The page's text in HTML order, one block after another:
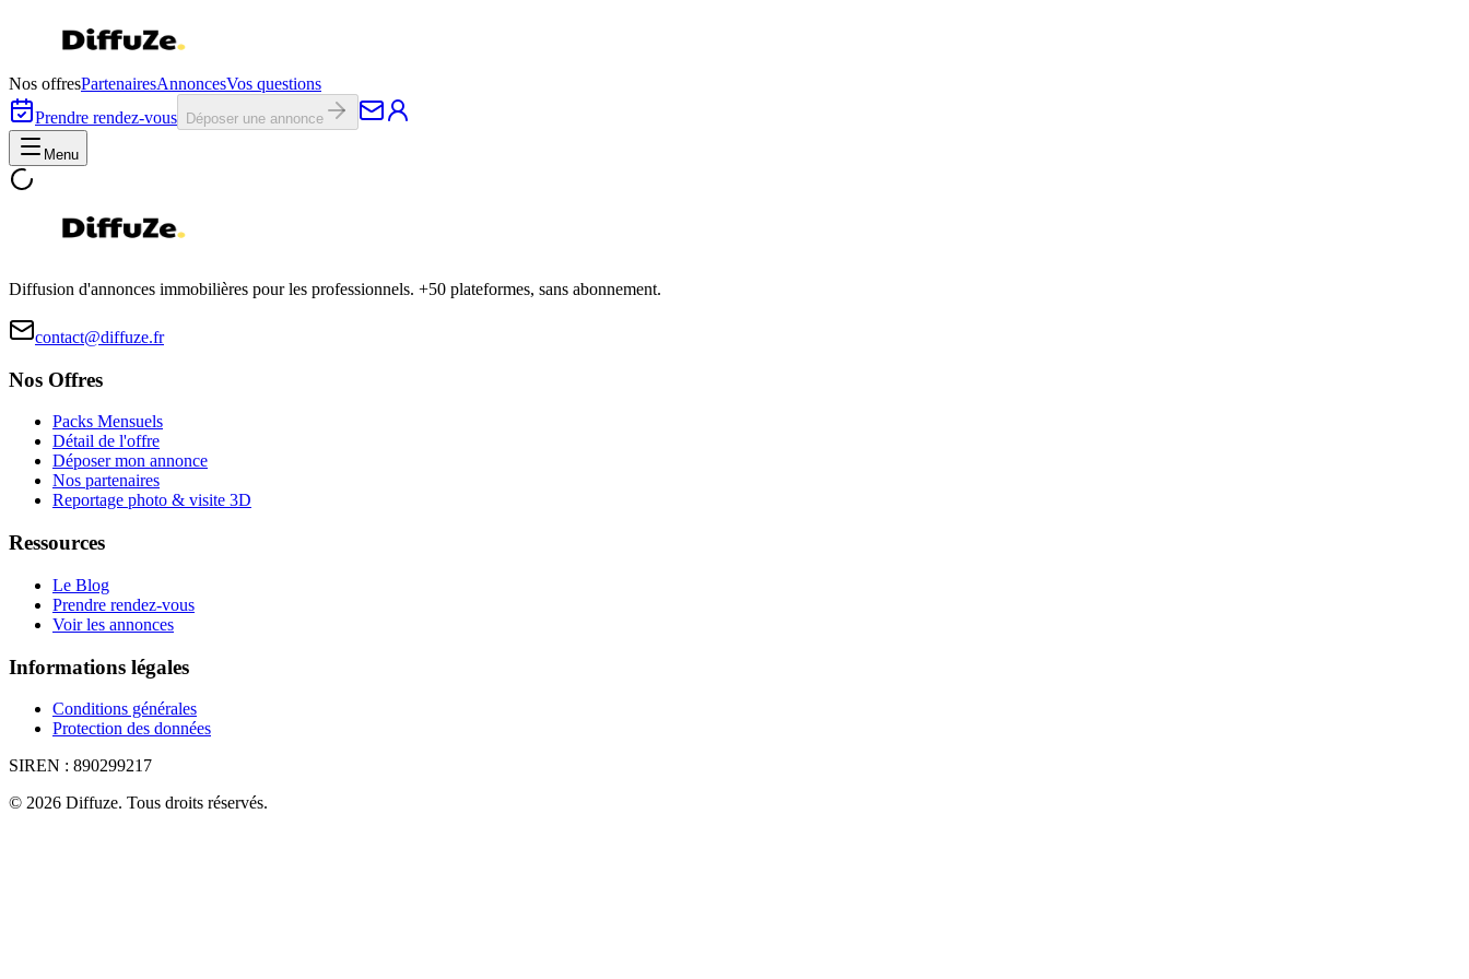
Nos offresPartenairesAnnoncesVos questions
Prendre rendez-vous
Déposer une annonce
Menu
Diffusion d'annonces immobilières pour les professionnels. +50 plateformes, sans abonnement.
contact@diffuze.fr
Nos Offres
Packs Mensuels
Détail de l'offre
Déposer mon annonce
Nos partenaires
Reportage photo & visite 3D
Ressources
Le Blog
Prendre rendez-vous
Voir les annonces
Informations légales
Conditions générales
Protection des données
SIREN : 890299217
© 2026 Diffuze. Tous droits réservés.